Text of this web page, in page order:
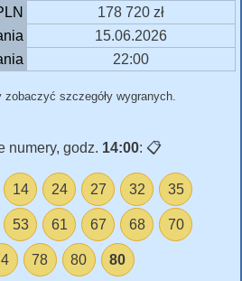
178 720 zł
15.06.2026
22:00
zobaczyć szczegóły wygranych.
numery, godz. 14:00: 📋
14 24 27 32 35
53 61 67 68 70
78 80 80